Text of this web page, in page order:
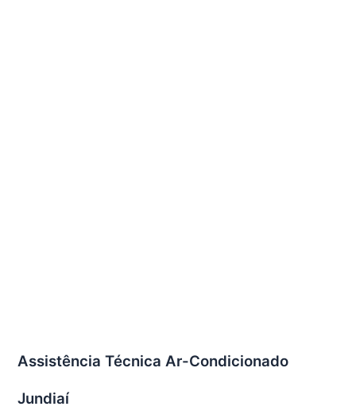
Assistência Técnica Ar-Condicionado
Jundiaí